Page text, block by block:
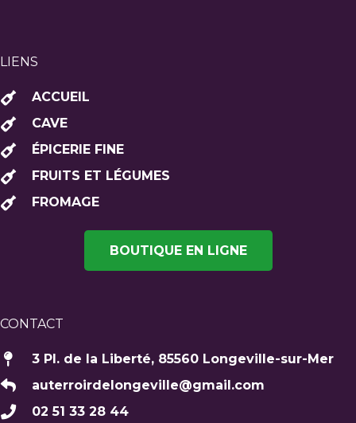
LIENS
ACCUEIL
CAVE
ÉPICERIE FINE
FRUITS ET LÉGUMES
FROMAGE
BOUTIQUE EN LIGNE
CONTACT
3 Pl. de la Liberté, 85560 Longeville-sur-Mer
auterroirdelongeville@gmail.com
02 51 33 28 44